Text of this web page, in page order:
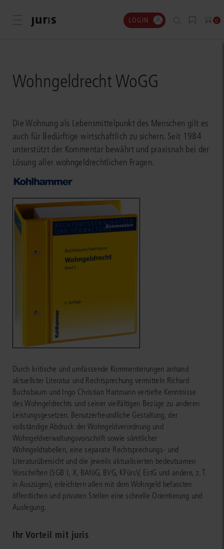
Menü öffnen LOGIN 0
Wohngeldrecht WoGG
Die Wohnung als Lebensmittelpunkt des Menschen gilt es
auch für Bedürftige wirtschaftlich zu sichern. Seit 1984
unterstützt der Kommentar bewährt und praxisnah bei der
Lösung aller wohngeldrechtlichen Fragen.
Durch kritische und umfassende Kommentierungen anhand
aktuellster Literatur und Rechtsprechung vermitteln Richard
Buchsbaum und Ingo Christian Hartmann vertiefte Kenntnisse
des Wohngeldrechts und seiner vielfältigen Bezüge zu anderen
Leistungsgesetzen. Benutzerfreundliche Gestaltung, der
vollständige Abdruck der Wohngeldverordnung und
Wohngeldverwaltungsvorschrift sowie sämtlicher
Wohngeldtabellen, eine separate Rechtsprechungs- und
Literaturübersicht und die jeweils aktualisierten bedeutsamen
Vorschriften (SGB I, X, BAföG, BVG, KFürsV, EstG und andere, z. T.
in Auszügen), erleichtern allen mit dem Wohngeld befassten
öffentlichen und privaten Stellen eine schnelle Orientierung und
Auslegung.
Ihr Vorteil mit juris